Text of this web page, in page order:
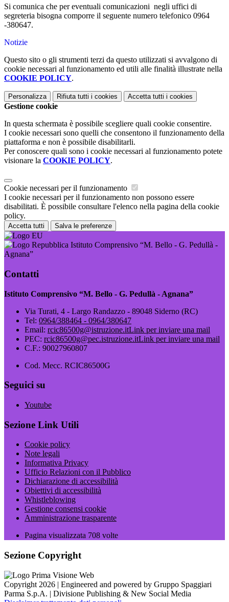
Si comunica che per eventuali comunicazioni negli uffici di
segreteria bisogna comporre il seguente numero telefonico 0964
-380647.
Notizie
Questo sito o gli strumenti terzi da questo utilizzati si avvalgono di
cookie necessari al funzionamento ed utili alle finalità illustrate nella
COOKIE POLICY.
Personalizza Rifiuta tutti i cookies Accetta tutti i cookies
Gestione cookie
In questa schermata è possibile scegliere quali cookie consentire.
I cookie necessari sono quelli che consentono il funzionamento della
piattaforma e non è possibile disabilitarli.
Per conoscere quali sono i cookie necessari al funzionamento potete
visionare la COOKIE POLICY.
Cookie necessari per il funzionamento
I cookie necessari per il funzionamento non possono essere
disabilitati. È possibile consultare l'elenco nella pagina della cookie
policy.
Accetta tutti Salva le preferenze
Istituto Comprensivo “M. Bello - G. Pedullà -
Agnana”
Contatti
Istituto Comprensivo “M. Bello - G. Pedullà - Agnana”
Via Turati, 4 - Largo Randazzo - 89048 Siderno (RC)
Tel: 0964/388464 - 0964/380647
Email: rcic86500g@istruzione.itLink per inviare una mail
PEC: rcic86500g@pec.istruzione.itLink per inviare una mail
C.F.: 90027960807
Cod. Mecc. RCIC86500G
Seguici su
Youtube
Sezione Link Utili
Cookie policy
Note legali
Informativa Privacy
Ufficio Relazioni con il Pubblico
Dichiarazione di accessibilità
Obiettivi di accessibilità
Whistleblowing
Gestione consensi cookie
Amministrazione trasparente
Pagina visualizzata 708 volte
Sezione Copyright
Copyright 2026 | Engineered and powered by Gruppo Spaggiari
Parma S.p.A. | Divisione Publishing & New Social Media